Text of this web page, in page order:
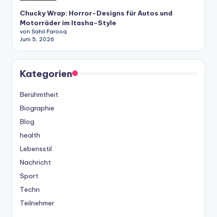
Chucky Wrap: Horror-Designs für Autos und
Motorräder im Itasha-Style
von Sahil Farooq
Juni 5, 2026
Kategorien
Berühmtheit
Biographie
Blog
health
Lebensstil
Nachricht
Sport
Techn
Teilnehmer